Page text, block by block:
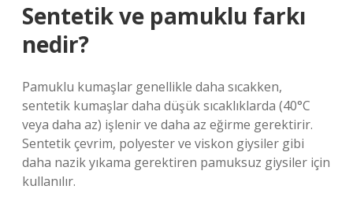
Sentetik ve pamuklu farkı
nedir?
Pamuklu kumaşlar genellikle daha sıcakken,
sentetik kumaşlar daha düşük sıcaklıklarda (40°C
veya daha az) işlenir ve daha az eğirme gerektirir.
Sentetik çevrim, polyester ve viskon giysiler gibi
daha nazik yıkama gerektiren pamuksuz giysiler için
kullanılır.